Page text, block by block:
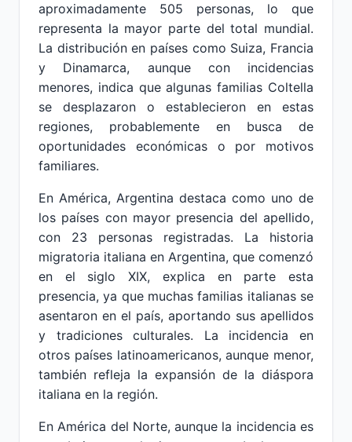
aproximadamente 505 personas, lo que
representa la mayor parte del total mundial.
La distribución en países como Suiza, Francia
y Dinamarca, aunque con incidencias
menores, indica que algunas familias Coltella
se desplazaron o establecieron en estas
regiones, probablemente en busca de
oportunidades económicas o por motivos
familiares.
En América, Argentina destaca como uno de
los países con mayor presencia del apellido,
con 23 personas registradas. La historia
migratoria italiana en Argentina, que comenzó
en el siglo XIX, explica en parte esta
presencia, ya que muchas familias italianas se
asentaron en el país, aportando sus apellidos
y tradiciones culturales. La incidencia en
otros países latinoamericanos, aunque menor,
también refleja la expansión de la diáspora
italiana en la región.
En América del Norte, aunque la incidencia es